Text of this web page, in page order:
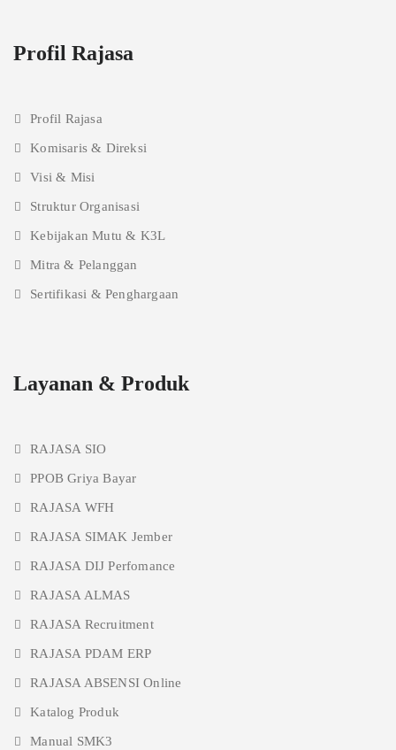
Profil Rajasa
Profil Rajasa
Komisaris & Direksi
Visi & Misi
Struktur Organisasi
Kebijakan Mutu & K3L
Mitra & Pelanggan
Sertifikasi & Penghargaan
Layanan & Produk
RAJASA SIO
PPOB Griya Bayar
RAJASA WFH
RAJASA SIMAK Jember
RAJASA DIJ Perfomance
RAJASA ALMAS
RAJASA Recruitment
RAJASA PDAM ERP
RAJASA ABSENSI Online
Katalog Produk
Manual SMK3